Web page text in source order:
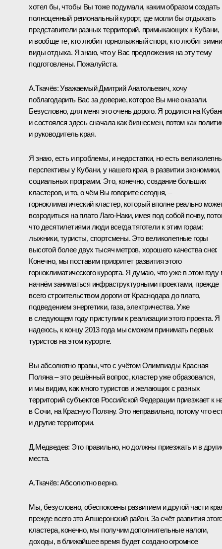
хотел бы, чтобы Вы тоже подумали, каким образом создать
полноценный региональный курорт, где могли бы отдыхать
представители разных территорий, примыкающих к Кубани,
и вообще те, кто любит горнолыжный спорт, кто любит
виды отдыха. Я знаю, что у Вас предложения на эту тему
подготовлены. Пожалуйста.
А.Ткачёв:Уважаемый Дмитрий Анатольевич, хочу
поблагодарить Вас за доверие, которое Вы мне оказали.
Безусловно, для меня это очень дорого. Я родился на
и состоялся здесь сначала как бизнесмен, потом как
и руководитель края.
Я знаю, есть и проблемы, и недостатки, но есть
перспективы у Кубани, у нашего края, в развитии экономики,
социальных программ. Это, конечно, создание больших
кластеров, и то, о чём Вы говорите сегодня, –
горноклиматический кластер, который вполне реально
возродиться на плато Лаго-Наки, имея под собой почву,
что десятилетиями люди всегда тяготели к этим горам:
лыжники, туристы, спортсмены. Это великолепные горы
высотой более двух тысяч метров, хорошего качества снег.
Конечно, мы поставим приоритет развития этого
горноклиматического курорта. Я думаю, что уже в этом
начнём заниматься инфраструктурными проектами, прежде
всего строительством дороги от Краснодара до плато,
подведением энергетики, газа, электричества. Уже
в следующем году приступим к реализации этого проекта. Я
надеюсь, к концу 2013 года мы сможем принимать первых
туристов на этом курорте.
Вы абсолютно правы, что с учётом Олимпиады Красная
Поляна – это решённый вопрос, кластер уже образовался,
и мы видим, как много туристов и желающих с разных
территорий субъектов Российской Федерации приезжает к
в Сочи, на Красную Поляну. Это неправильно, потому что
и другие территории.
Д.Медведев: Это правильно, но должны приезжать и в
места.
А.Ткачёв:Абсолютно верно.
Мы, безусловно, обеспокоены развитием и другой части
прежде всего это Апшеронский район. За счёт развития
кластера, конечно, мы получим дополнительные налоги,
доходы, в ближайшее время будет создано огромное